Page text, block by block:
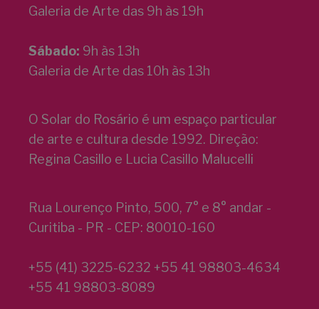
Galeria de Arte das 9h às 19h
Sábado: 9h às 13h
Galeria de Arte das 10h às 13h
O Solar do Rosário é um espaço particular
de arte e cultura desde 1992. Direção:
Regina Casillo e Lucia Casillo Malucelli
Rua Lourenço Pinto, 500, 7° e 8° andar -
Curitiba - PR - CEP: 80010-160
+55 (41) 3225-6232 +55 41 98803-4634
+55 41 98803-8089